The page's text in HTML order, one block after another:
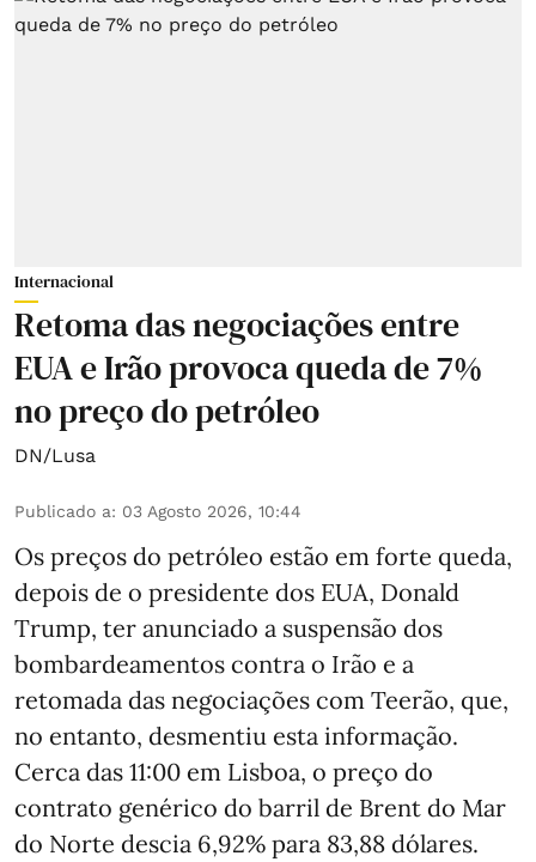
Internacional
Retoma das negociações entre
EUA e Irão provoca queda de 7%
no preço do petróleo
DN/Lusa
Publicado a: 03 Agosto 2026, 10:44
Os preços do petróleo estão em forte queda,
depois de o presidente dos EUA, Donald
Trump, ter anunciado a suspensão dos
bombardeamentos contra o Irão e a
retomada das negociações com Teerão, que,
no entanto, desmentiu esta informação.
Cerca das 11:00 em Lisboa, o preço do
contrato genérico do barril de Brent do Mar
do Norte descia 6,92% para 83,88 dólares.